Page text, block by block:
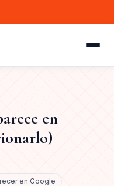
en
en Google